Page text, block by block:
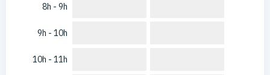
8h - 9h
9h - 10h
10h - 11h